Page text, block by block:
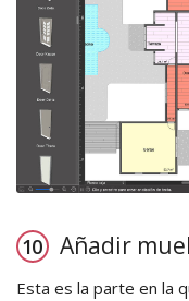
Añadir
Esta es la parte en la